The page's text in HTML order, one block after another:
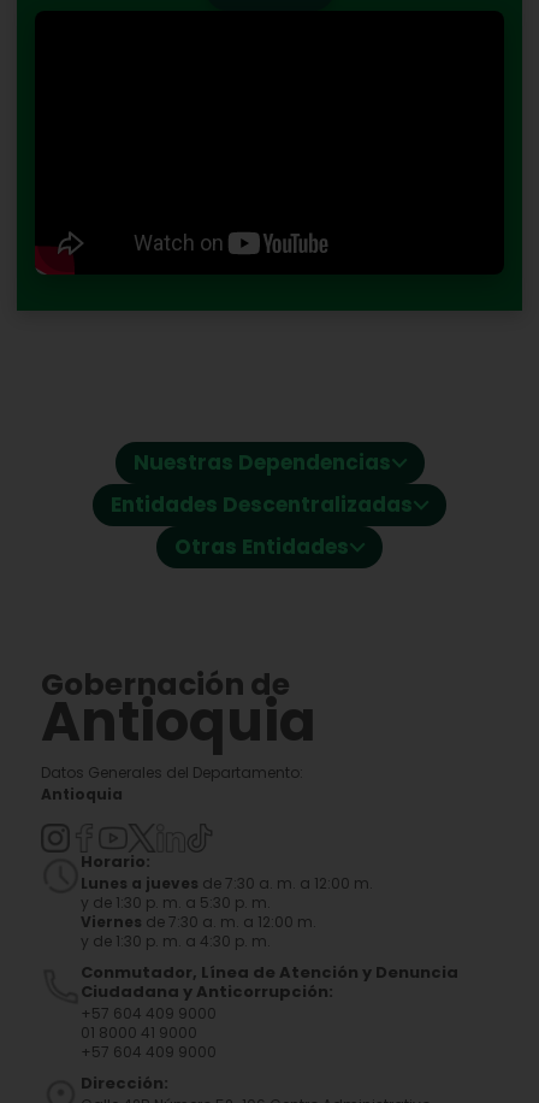
Nuestras Dependencias⌵
Entidades Descentralizadas⌵
Otras Entidades⌵
Gobernación de
Antioquia
Datos Generales del Departamento:
Antioquia
Horario:
Lunes a jueves de 7:30 a. m. a 12:00 m.
y de 1:30 p. m. a 5:30 p. m.
Viernes de 7:30 a. m. a 12:00 m.
y de 1:30 p. m. a 4:30 p. m.
Conmutador, Línea de Atención y Denuncia
Ciudadana y Anticorrupción:
+57 604 409 9000
01 8000 41 9000
+57 604 409 9000
Dirección: